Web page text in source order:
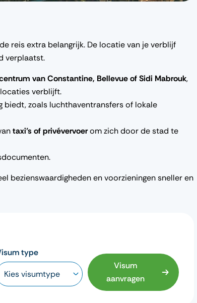
reis extra belangrijk. De locatie van je verblijf
verplaatst.
van Constantine, Bellevue of Sidi Mabrouk,
verblijft.
zoals luchthaventransfers of lokale
taxi’s of privévervoerom zich door de stad te
bezienswaardigheden en voorzieningen sneller en
type
Visum
aanvragen